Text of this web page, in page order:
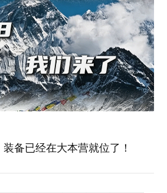
备已经在大本营就位了！